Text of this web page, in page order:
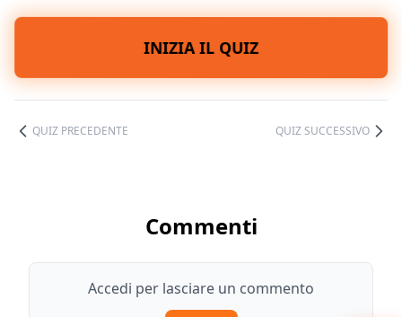
INIZIA IL QUIZ
QUIZ PRECEDENTE QUIZ SUCCESSIVO
Commenti
Accedi per lasciare un commento